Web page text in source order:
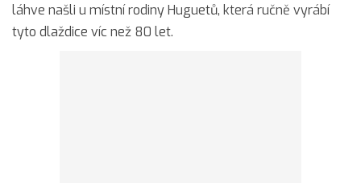
láhve našli u místní rodiny Huguetů, která ručně vyrábí
tyto dlaždice víc než 80 let.